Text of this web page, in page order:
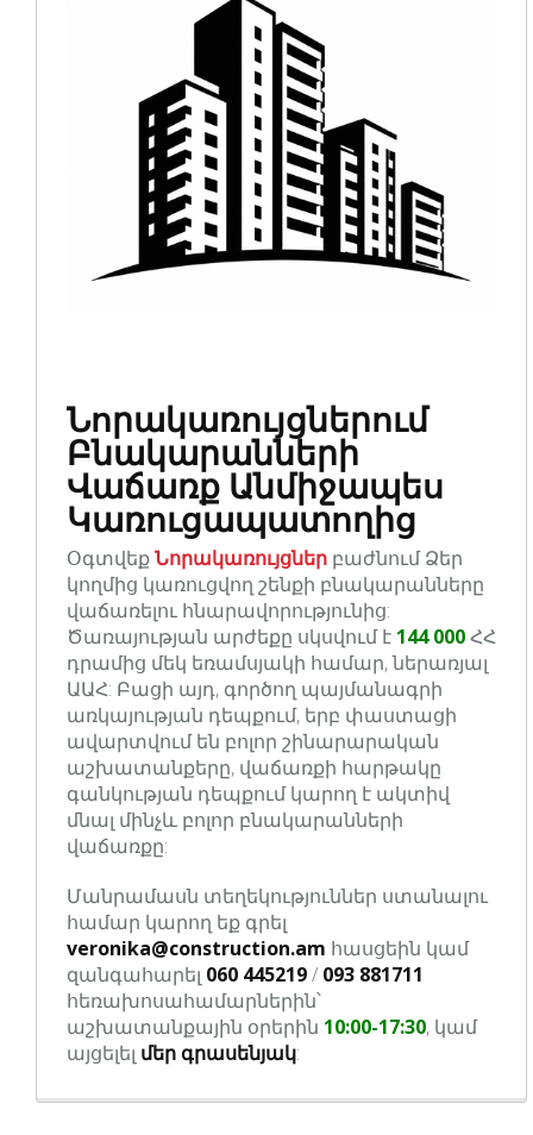
Նորակառույցներում
Բնակարանների
Վաճառք Անմիջապես
Կառուցապատողից
ՕգտվեքՆորակառույցներ բաժնում Ձեր
կողմից կառուցվող շենքի բնակարանները
վաճառելու հնարավորությունից:
Ծառայության արժեքը սկսվում է 144 000ՀՀ
դրամից մեկ եռամսյակի համար, ներառյալ
ԱԱՀ: Բացի այդ, գործող պայմանագրի
առկայության դեպքում, երբ փաստացի
ավարտվում են բոլոր շինարարական
աշխատանքերը, վաճառքի հարթակը
գանկության դեպքում կարող է ակտիվ
մնալ մինչև բոլոր բնակարանների
վաճառքը:
Մանրամասն տեղեկություններ ստանալու
համար կարող եք գրել
veronika@construction.am հասցեին կամ
զանգահարել 060 445219/ 093 881711
հեռախոսահամարներին՝
աշխատանքային օրերին 10:00-17:30, կամ
այցելել մեր գրասենյակ: